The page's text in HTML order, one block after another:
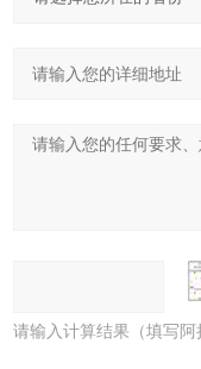
请输入计算结果（填写